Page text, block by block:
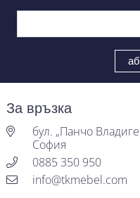
За връзка
бул. „Панчо
София
0885 350 950
info@tkmebel.com